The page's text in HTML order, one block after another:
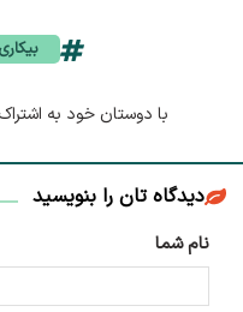
با دوستان خود به
دیدگاه تان را بنویسید
نام شما